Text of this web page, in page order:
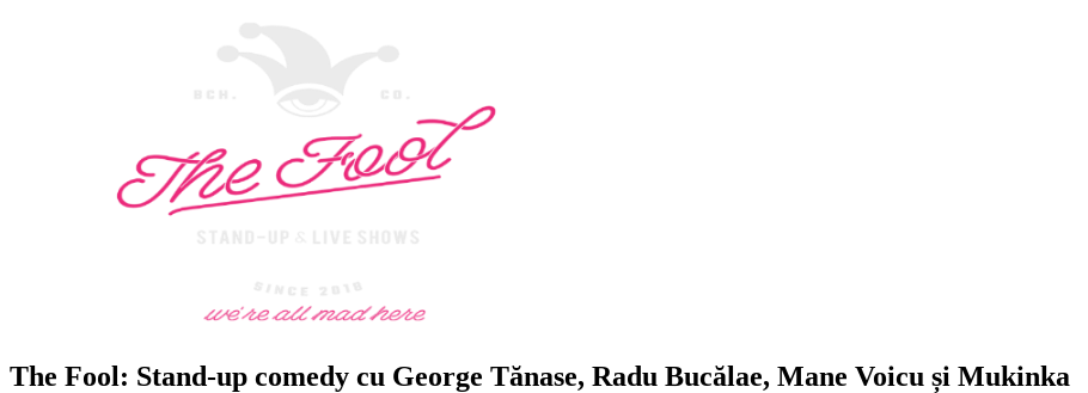
The Fool: Stand-up comedy cu George Tănase, Radu Bucălae, Mane Voicu și Mukinka